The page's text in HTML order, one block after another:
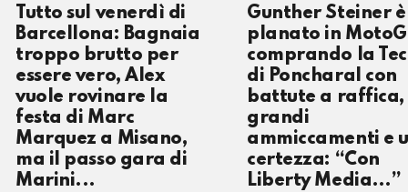
Tutto sul venerdì di
Barcellona: Bagnaia
troppo brutto per
essere vero, Alex
vuole rovinare la
festa di Marc
Marquez a Misano,
ma il passo gara di
Marini...
Gunther Steiner è
planato in
comprando la
di Poncharal con
battute a raffica,
grandi
ammiccamenti e
certezza: “Con
Liberty Media…”